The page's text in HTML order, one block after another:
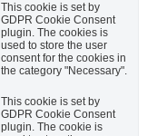
This cookie is set by
GDPR Cookie Consent
plugin. The cookies is
used to store the user
consent for the cookies in
the category "Necessary".
This cookie is set by
GDPR Cookie Consent
plugin. The cookie is